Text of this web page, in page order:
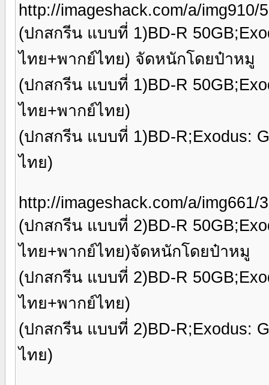
http://imageshack.com/a/img910/
(ปกสกรีน แบบที่ 1)BD-R
ไทย+พากย์ไทย) จัดหนักโดยป๋าหมู
(ปกสกรีน แบบที่ 1)BD-R
ไทย+พากย์ไทย)
(ปกสกรีน แบบที่ 1)BD-R;Exodus:
ไทย)
http://imageshack.com/a/img661/
(ปกสกรีน แบบที่ 2)BD-R
ไทย+พากย์ไทย)จัดหนักโดยป๋าหมู
(ปกสกรีน แบบที่ 2)BD-R
ไทย+พากย์ไทย)
(ปกสกรีน แบบที่ 2)BD-R;Exodus:
ไทย)